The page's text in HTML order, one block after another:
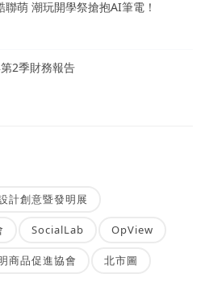
聯萌 潮玩開學祭搶抱AI筆電！
2季財務報告
計創意暨發明展
SocialLab OpView
商品促進協會 北市圖